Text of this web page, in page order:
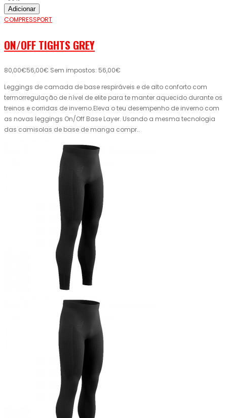
Adicionar
COMPRESSPORT
ON/OFF TIGHTS GREY
80,00€56,00€ Sem impostos: 56,00€
Leggings de camada de base respiráveis ​​e de alto conforto com
termorregulação de nível de elite para te manter aquecido durante os
treinos e corridas de inverno.Eleva o teu desempenho de inverno com
as novas leggings On/Off Base Layer. Usando a mesma tecnologia
das camisolas de base de manga compr..